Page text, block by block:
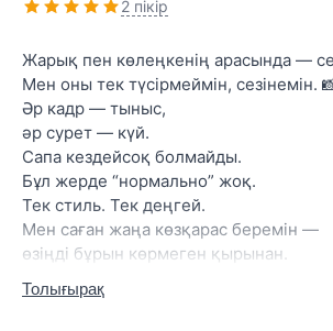
2 пікір
Жарық пен көлеңкенің арасында —
Мен оны тек түсірмеймін, сезінемін.
Әр кадр — тыныс,
әр сурет — күй.
Сапа кездейсоқ болмайды.
Бұл жерде “нормально” жоқ.
Тек стиль. Тек деңгей.
Мен саған жаңа көзқарас беремін —
өзіңді бұрын көрмеген қырынан.
Ереже аз. Нәтиже қатты.
Толығырақ